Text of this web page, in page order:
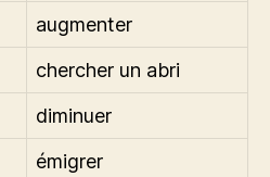
augmenter
chercher un abri
diminuer
émigrer